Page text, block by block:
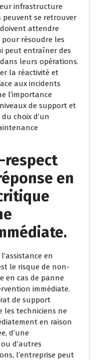
infrastructure
peuvent se retrouver
attendre
résoudre les
peut entraîner des
leurs opérations.
la réactivité et
aux incidents
l’importance
de support et
choix d’un
respect
en
en
le risque de non-
en cas de panne
immédiate.
de support
les techniciens ne
en raison
d’une
d’autres
l’entreprise peut